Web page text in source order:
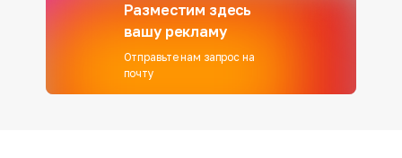
Разместим здесь
вашу рекламу
Отправьте нам запрос на
почту